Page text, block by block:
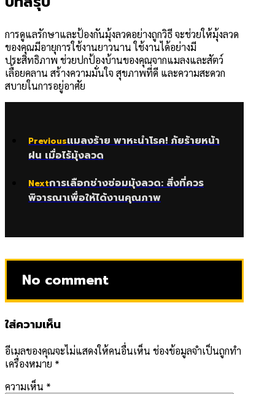
การดูแลรักษาและป้องกันมุ้งลวดอย่างถูกวิธี จะช่วยให้มุ้งลวด
ของคุณมีอายุการใช้งานยาวนาน ใช้งานได้อย่างมี
ประสิทธิภาพ ช่วยปกป้องบ้านของคุณจากแมลงและสัตว์
เลื้อยคลาน สร้างความมั่นใจ สุขภาพที่ดี และความสะดวก
สบายในการอยู่อาศัย
Previousแมลงร้าย พาหะนำโรค! ภัยร้ายหน้า
ฝน เมื่อไร้มุ้งลวด
Nextการเลือกช่างซ่อมมุ้งลวด: สิ่งที่ควร
พิจารณาเพื่อให้ได้งานคุณภาพ
No comment
ใส่ความเห็น
อีเมลของคุณจะไม่แสดงให้คนอื่นเห็น ช่องข้อมูลจำเป็นถูกทำ
เครื่องหมาย *
ความเห็น *